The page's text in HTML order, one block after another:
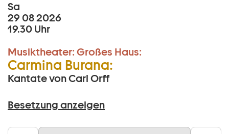
Sa
29 08 2026
19.30 Uhr
Musiktheater: Großes Haus:
Carmina Burana:
Kantate von Carl Orff
Besetzung anzeigen